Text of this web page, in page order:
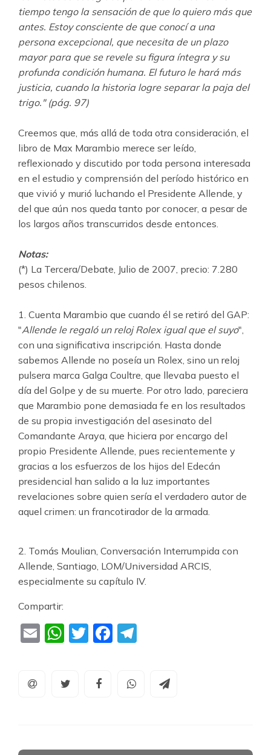
tiempo tengo la sensación de que lo quiero más que
antes. Estoy consciente de que conocí a una
persona excepcional, que necesita de un plazo
mayor para que se revele su figura íntegra y su
profunda condición humana. El futuro le hará más
justicia, cuando la historia logre separar la paja del
trigo." (pág. 97)
Creemos que, más allá de toda otra consideración, el
libro de Max Marambio merece ser leído,
reflexionado y discutido por toda persona interesada
en el estudio y comprensión del período histórico en
que vivió y murió luchando el Presidente Allende, y
del que aún nos queda tanto por conocer, a pesar de
los largos años transcurridos desde entonces.
Notas:
(*) La Tercera/Debate, Julio de 2007, precio: 7.280
pesos chilenos.
1. Cuenta Marambio que cuando él se retiró del GAP:
"Allende le regaló un reloj Rolex igual que el suyo",
con una significativa inscripción. Hasta donde
sabemos Allende no poseía un Rolex, sino un reloj
pulsera marca Galga Coultre, que llevaba puesto el
día del Golpe y de su muerte. Por otro lado, pareciera
que Marambio pone demasiada fe en los resultados
de su propia investigación del asesinato del
Comandante Araya, que hiciera por encargo del
propio Presidente Allende, pues recientemente y
gracias a los esfuerzos de los hijos del Edecán
presidencial han salido a la luz importantes
revelaciones sobre quien sería el verdadero autor de
aquel crimen: un francotirador de la armada.
2. Tomás Moulian, Conversación Interrumpida con
Allende, Santiago, LOM/Universidad ARCIS,
especialmente su capítulo IV.
Compartir:
EmailWhatsApp
TwitterFacebook